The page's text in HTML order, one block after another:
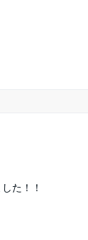
た！！